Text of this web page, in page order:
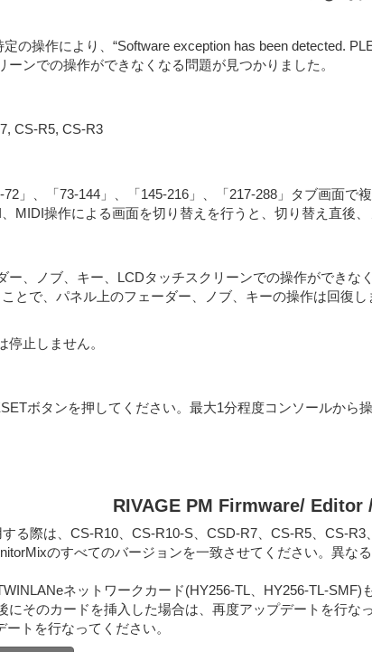
の操作により、“Software exception has been detected.
ンでの操作ができなくなる問題が見つかりました。
CS-R5, CS-R3
」、「73-144」、「145-216」、「217-288」タブ画面
MIDI操作による画面を切り替えを行うと、切り替え直後
ー、ノブ、キー、LCDタッチスクリーンでの操作ができ
ことで、パネル上のフェーダー、ノブ、キーの操作は回復
止しません。
ボタンを押してください。最大1分程度コンソールから
RIVAGE PM Firmware/ Editor
る際は、CS-R10、CS-R10-S、CSD-R7、CS-R5、CS-
のすべてのバージョンを一致させてください。異
ネットワークカード(HY256-TL、HY256-TL-
にそのカードを挿入した場合は、再度アップデートを行
トを行なってください。